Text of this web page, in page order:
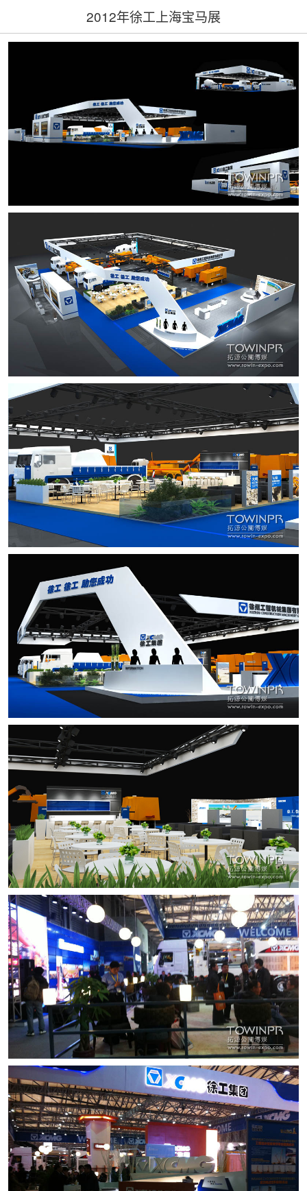
2012年徐工上海宝马展